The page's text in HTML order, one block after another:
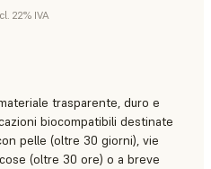
22% IVA
trasparente, duro e
biocompatibili destinate
pelle (oltre 30 giorni), vie
(oltre 30 ore) o a breve